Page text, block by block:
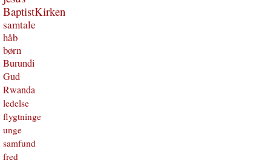
BaptistKirken
samtale
håb
børn
Burundi
Gud
Rwanda
ledelse
flygtninge
unge
samfund
fred